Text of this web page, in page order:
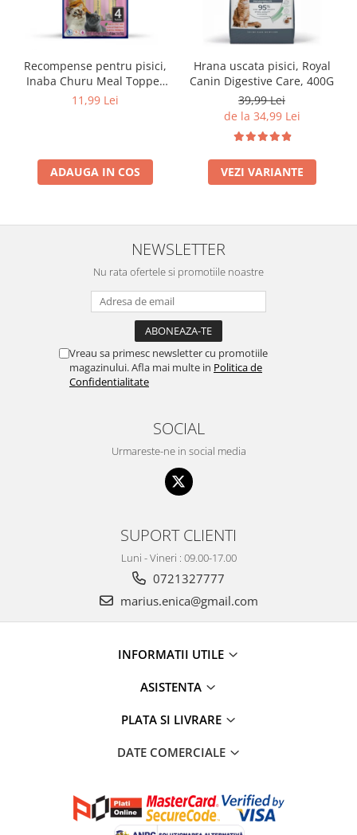
Recompense pentru pisici,
Inaba Churu Meal Topper
Tuna with Salmon Recipe
11,99 Lei
ADAUGA IN COS
Hrana uscata pisici, Royal
Canin Digestive Care, 400G
39,99 Lei
de la 34,99 Lei
VEZI VARIANTE
NEWSLETTER
Nu rata ofertele si promotiile noastre
Vreau sa primesc newsletter cu promotiile
magazinului. Afla mai multe in Politica de
Confidentialitate
SOCIAL
Urmareste-ne in social media
SUPORT CLIENTI
Luni - Vineri : 09.00-17.00
0721327777
marius.enica@gmail.com
INFORMATII UTILE
ASISTENTA
PLATA SI LIVRARE
DATE COMERCIALE